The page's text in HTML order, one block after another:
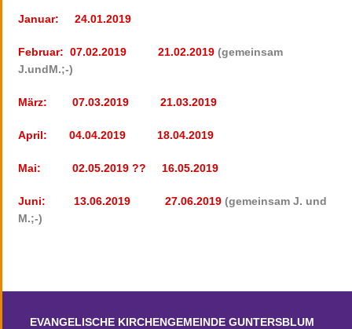
Januar: 24.01.2019
Februar: 07.02.2019 21.02.2019 (gemeinsam
J.undM.;-)
März: 07.03.2019 21.03.2019
April: 04.04.2019 18.04.2019
Mai: 02.05.2019 ?? 16.05.2019
Juni: 13.06.2019 27.06.2019 (gemeinsam J. und
M.;-)
EVANGELISCHE KIRCHENGEMEINDE GUNTERSBLUM